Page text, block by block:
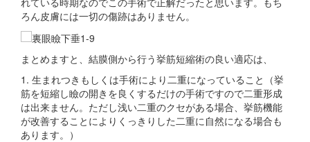
ろん皮膚には一切の傷跡はありません。
まとめますと、結膜側から行う挙筋短縮術の良い適応は、
1. 生まれつきもしくは手術により二重になっていること（挙
筋を短縮し瞼の開きを良くするだけの手術ですので二重形成
は出来ません。ただし浅い二重のクセがある場合、挙筋機能
が改善することによりくっきりした二重に自然になる場合も
あります。）